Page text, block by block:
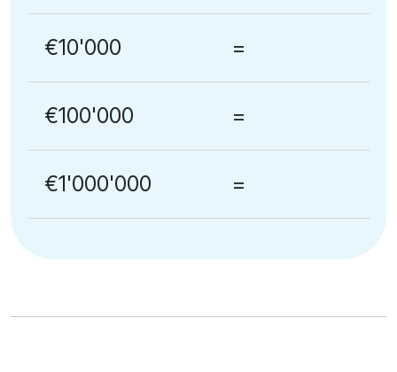
€10'000 =
€100'000 =
€1'000'000 =